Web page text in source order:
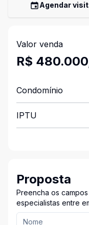
Agendar
Valor venda
R$
Condomínio
IPTU
Proposta
Preencha os
especialistas entre